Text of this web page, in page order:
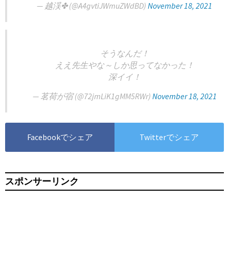
— 越渓✤ (@A4gvtiJWmuZWdBD) November 18, 2021
そうなんだ！
ええ先生やな～しか思ってなかった！
深イイ！
— 茗荷が宿 (@72jmLiK1gMM5RWr) November 18, 2021
Facebookでシェア Twitterでシェア
スポンサーリンク